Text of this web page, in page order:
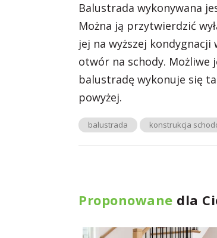
Balustrada wykonywana
Można ją przytwierdzić
jej na wyższej
otwór na schody. Możliwe
balustradę wykonuje się
powyżej.
balustrada konstrukcja
Proponowane dla